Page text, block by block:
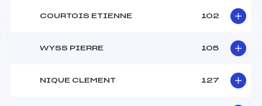
COURTOIS ETIENNE 102
WYSS PIERRE 105
NIQUE CLEMENT 127